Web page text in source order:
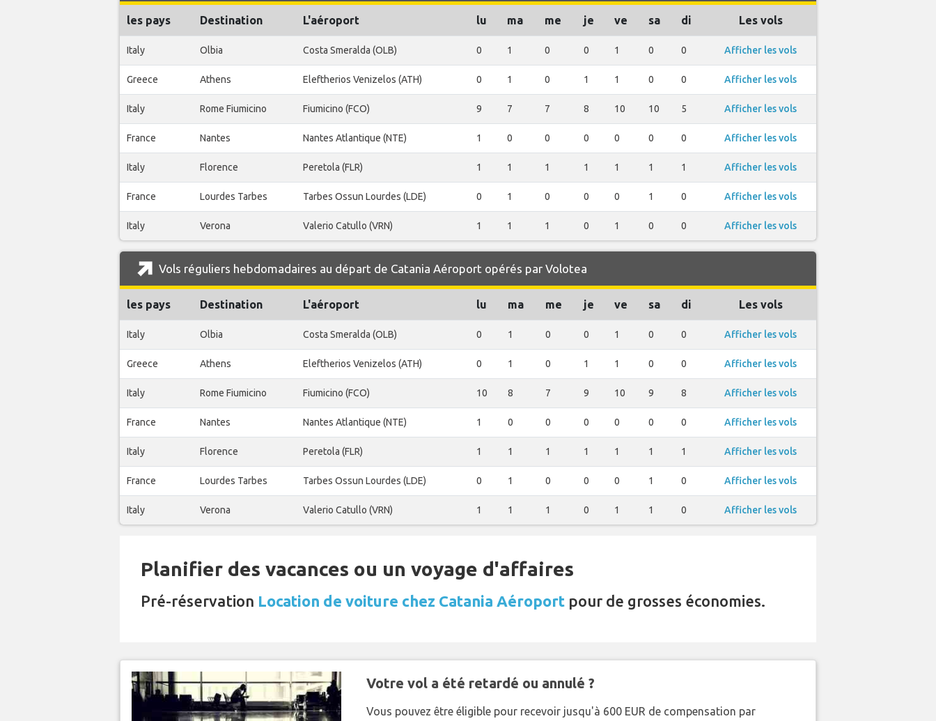
les pays Destination L'aéroport lu ma me je ve sa di Les vols
Italy Olbia Costa Smeralda (OLB) 0 1 0 0 1 0 0 Afficher les vols
Greece Athens Eleftherios Venizelos (ATH) 0 1 0 1 1 0 0 Afficher les vols
Italy Rome Fiumicino Fiumicino (FCO) 9 7 7 8 10 10 5 Afficher les vols
France Nantes Nantes Atlantique (NTE) 1 0 0 0 0 0 0 Afficher les vols
Italy Florence Peretola (FLR) 1 1 1 1 1 1 1 Afficher les vols
France Lourdes Tarbes Tarbes Ossun Lourdes (LDE) 0 1 0 0 0 1 0 Afficher les vols
Italy Verona Valerio Catullo (VRN) 1 1 1 0 1 0 0 Afficher les vols
Vols réguliers hebdomadaires au départ de Catania Aéroport opérés par Volotea
les pays Destination L'aéroport lu ma me je ve sa di Les vols
Italy Olbia Costa Smeralda (OLB) 0 1 0 0 1 0 0 Afficher les vols
Greece Athens Eleftherios Venizelos (ATH) 0 1 0 1 1 0 0 Afficher les vols
Italy Rome Fiumicino Fiumicino (FCO) 10 8 7 9 10 9 8 Afficher les vols
France Nantes Nantes Atlantique (NTE) 1 0 0 0 0 0 0 Afficher les vols
Italy Florence Peretola (FLR) 1 1 1 1 1 1 1 Afficher les vols
France Lourdes Tarbes Tarbes Ossun Lourdes (LDE) 0 1 0 0 0 1 0 Afficher les vols
Italy Verona Valerio Catullo (VRN) 1 1 1 0 1 1 0 Afficher les vols
Planifier des vacances ou un voyage d'affaires
Pré-réservation Location de voiture chez Catania Aéroport pour de grosses économies.
Votre vol a été retardé ou annulé ?
Vous pouvez être éligible pour recevoir jusqu'à 600 EUR de compensation par